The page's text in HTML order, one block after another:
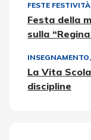
FESTE
Festa della
sulla
La Vita
discipline